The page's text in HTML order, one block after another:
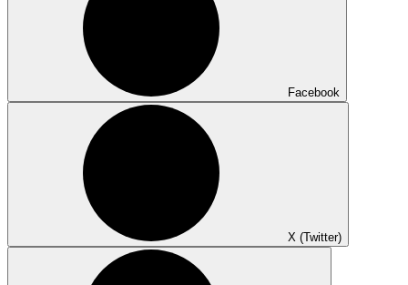
Facebook
X (Twitter)